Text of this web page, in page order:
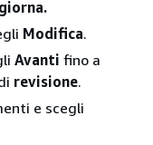
Modifica.
Avanti fino a
revisione.
e scegli